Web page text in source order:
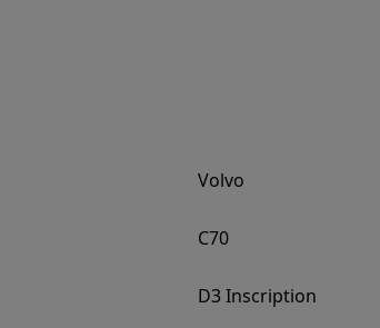
Volvo
C70
D3 Inscription